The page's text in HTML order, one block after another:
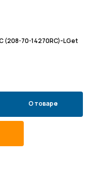
(208-70-14270RC)-LGet
О товаре